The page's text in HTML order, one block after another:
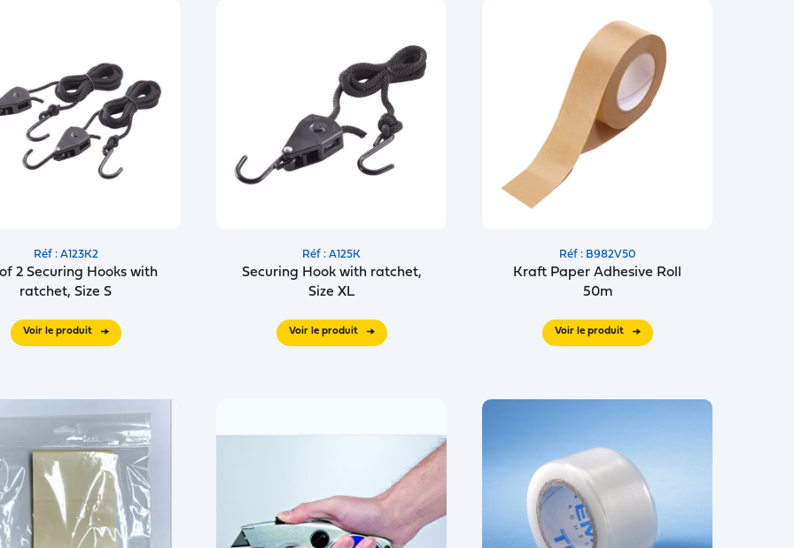
Réf : A123K2
2 Securing Hooks with
ratchet, Size S
Voir le produit
Réf : A125K
Securing Hook with ratchet,
Size XL
Voir le produit
Réf : B982V50
Kraft Paper Adhesive Roll
50m
Voir le produit